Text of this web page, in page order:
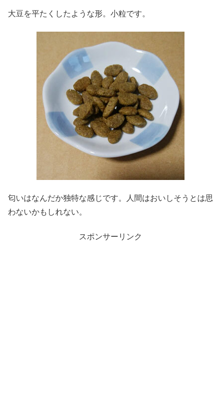
大豆を平たくしたような形。小粒です。
匂いはなんだか独特な感じです。人間はおいしそうとは思
わないかもしれない。
スポンサーリンク